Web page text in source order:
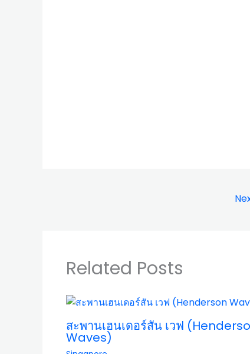
Related Posts
สะพานเฮนเดอร์สัน เวฟ
Waves)